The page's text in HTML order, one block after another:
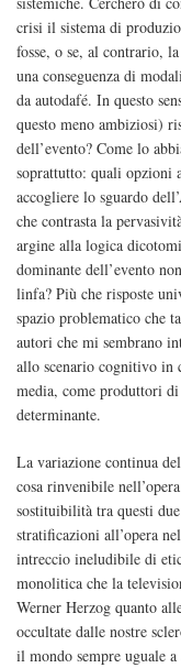
crisi il sistema di
fosse, o se, al contrario,
una conseguenza di
da autodafé. In questo
questo meno ambiziosi)
dell’evento? Come lo
soprattutto: quali opzioni
accogliere lo sguardo
che contrasta la
argine alla logica
dominante dell’evento
linfa? Più che risposte
spazio problematico che
autori che mi sembrano
allo scenario cognitivo in
media, come produttori
determinante.
La variazione continua
cosa rinvenibile
sostituibilità tra questi
stratificazioni all’opera
intreccio ineludibile di
monolitica che la
Werner Herzog quanto
occultate dalle nostre
il mondo sempre uguale